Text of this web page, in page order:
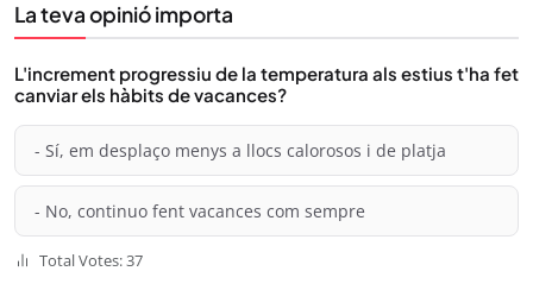
La teva opinió importa
L'increment progressiu de la temperatura als estius t'ha fet
canviar els hàbits de vacances?
- Sí, em desplaço menys a llocs calorosos i de platja
- No, continuo fent vacances com sempre
Total Votes: 37